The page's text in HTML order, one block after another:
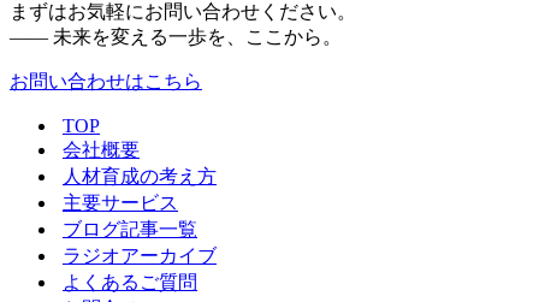
まずはお気軽にお問い合わせください。
—— 未来を変える一歩を、ここから。
お問い合わせはこちら
TOP
会社概要
人材育成の考え方
主要サービス
ブログ記事一覧
ラジオアーカイブ
よくあるご質問